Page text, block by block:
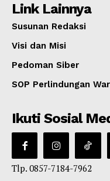
Link Lainnya
Susunan Redaksi
Visi dan Misi
Pedoman Siber
SOP Perlindungan
Ikuti Sosial
Tlp. 0857-7184-7962